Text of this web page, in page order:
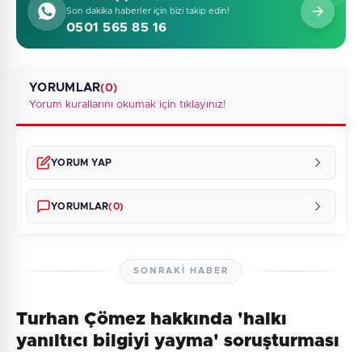
Son dakika haberler için bizi takip edin!
0501 565 85 16
YORUMLAR(0)
Yorum kurallarını okumak için tıklayınız!
YORUM YAP
YORUMLAR(0)
Henüz yorum yapılmamış. İlk yorumu siz yapın!
SONRAKI HABER
Turhan Çömez hakkında 'halkı
yanıltıcı bilgiyi yayma' soruşturması